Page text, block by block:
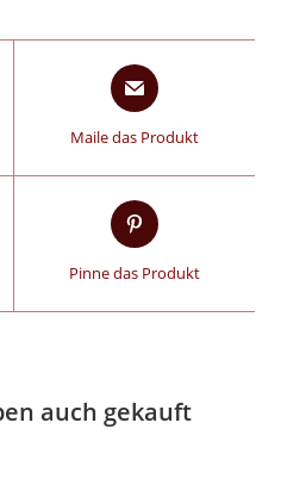
Maile das Produkt
Pinne das Produkt
auch gekauft